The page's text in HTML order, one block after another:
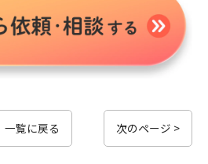
一覧に戻る 次のページ >